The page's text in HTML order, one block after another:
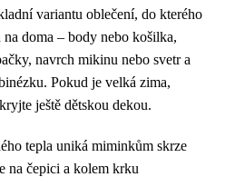
variantu oblečení, do kterého
na doma – body nebo košilka,
navrch mikinu nebo svetr a
Pokud je velká zima,
ještě dětskou dekou.
tepla uniká miminkům skrze
na čepici a kolem krku